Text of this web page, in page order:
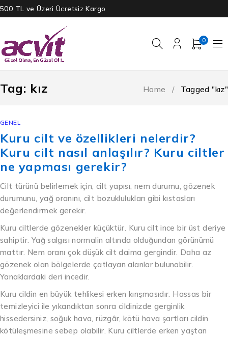
500 TL ve Üzeri Ücretsiz Kargo
0
Tag: kız Home / Tagged "kız"
GENEL
Kuru cilt ve özellikleri nelerdir?
Kuru cilt nasıl anlaşılır? Kuru ciltler
ne yapması gerekir?
Cilt türünü belirlemek için, cilt yapısı, nem durumu, gözenek
durumunu, yağ oranını, cilt bozuklulukları gibi kıstasları
değerlendirmek gerekir.
Kuru ciltlerde gözenekler küçüktür. Kuru cilt ince bir üst deriye
sahiptir. Yağ salgısı normalin altında olduğundan görünümü
mattır. Nem oranı çok düşük cilt daima gergindir. Daha az
gözenek olan bölgelerde çatlayan alanlar bulunabilir.
Yanaklardaki deri incedir.
Kuru cildin en büyük tehlikesi erken kırışmasıdır. Hassas bir
temizleyici ile yıkandıktan sonra cildinizde gerginlik
hissedersiniz, soğuk hava, rüzgâr, kötü hava şartları cildin
kötüleşmesine sebep olabilir. Kuru ciltlerde erken yaştan